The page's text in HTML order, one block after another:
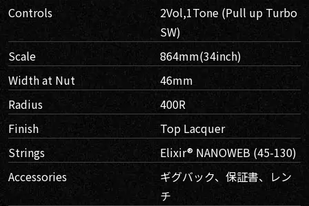
Controls
2Vol,1Tone (Pull up Turbo
SW)
Scale
864mm(34inch)
Width at Nut
46mm
Radius
400R
Finish
Top Lacquer
Strings
Elixir® NANOWEB (45-130)
Accessories
ギグバック、保証書、レン
チ